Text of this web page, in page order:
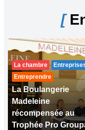
[
La chambre
Entreprendre
La Boulangerie
Madeleine
récompensée au
Trophée Pro